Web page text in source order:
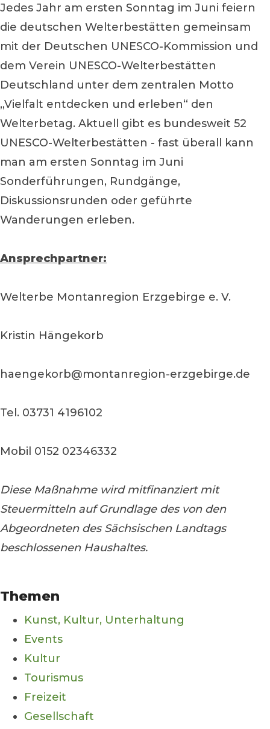
Jedes Jahr am ersten Sonntag im Juni feiern
die deutschen Welterbestätten gemeinsam
mit der Deutschen UNESCO-Kommission und
dem Verein UNESCO-Welterbestätten
Deutschland unter dem zentralen Motto
„Vielfalt entdecken und erleben“ den
Welterbetag. Aktuell gibt es bundesweit 52
UNESCO-Welterbestätten - fast überall kann
man am ersten Sonntag im Juni
Sonderführungen, Rundgänge,
Diskussionsrunden oder geführte
Wanderungen erleben.
Ansprechpartner:
Welterbe Montanregion Erzgebirge e. V.
Kristin Hängekorb
haengekorb@montanregion-erzgebirge.de
Tel. 03731 4196102
Mobil 0152 02346332
Diese Maßnahme wird mitfinanziert mit
Steuermitteln auf Grundlage des von den
Abgeordneten des Sächsischen Landtags
beschlossenen Haushaltes.
Themen
Kunst, Kultur, Unterhaltung
Events
Kultur
Tourismus
Freizeit
Gesellschaft